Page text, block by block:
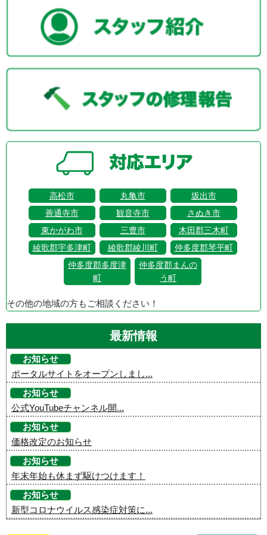
高松市 丸亀市
坂出市
善通寺市
観音寺市
さぬき市
東かがわ市
三豊市
木田郡三木町
綾歌郡宇多津町
綾歌郡綾川町
仲多度郡琴平町
仲多度郡多度津
町
仲多度郡まんの
う町
その他の地域の方もご相談ください！
最新情報
お知らせ
ポータルサイトをオープンしまし...
お知らせ
公式YouTubeチャンネル開...
お知らせ
価格改定のお知らせ
お知らせ
年末年始も休まず駆けつけます！
お知らせ
新型コロナウイルス感染症対策に...